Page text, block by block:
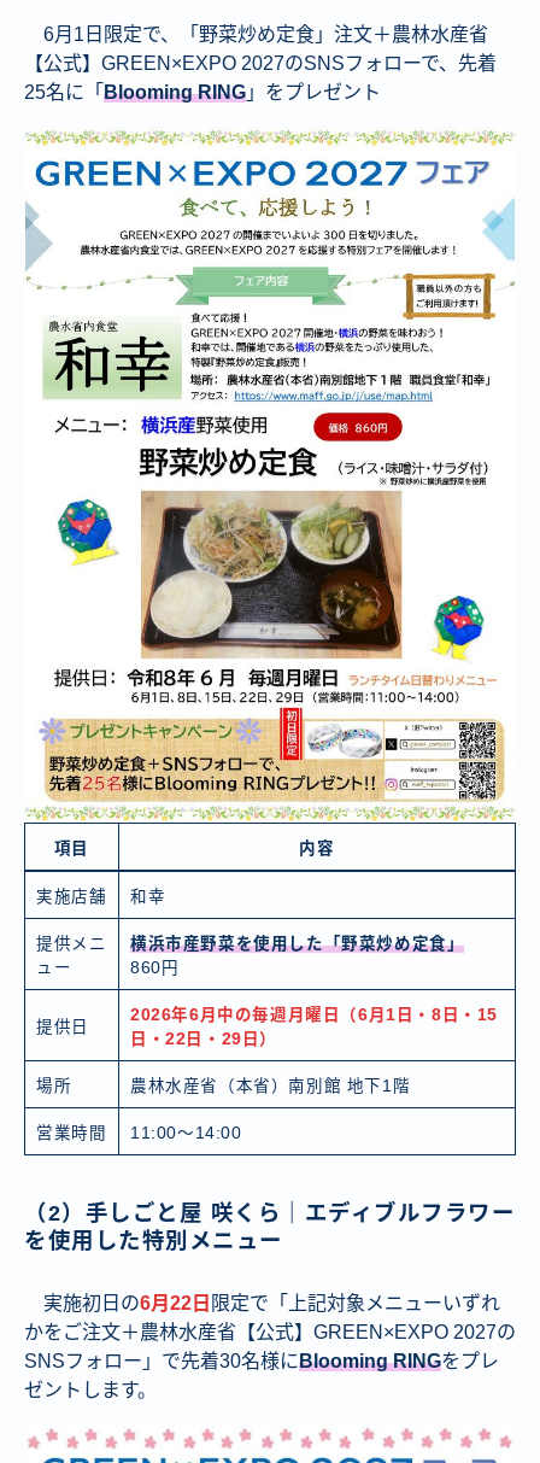
6月1日限定で、「野菜炒め定食」注文＋農林水産省
【公式】GREEN×EXPO 2027のSNSフォローで、先着
25名に「 Blooming RING 」をプレゼント
項目 内容
実施店舗 和幸
提供メニ
ュー
横浜市産野菜を使用した「野菜炒め定食」
860円
提供日
2026年6月中の毎週月曜日（6月1日・8日・15
日・22日・29日）
場所 農林水産省（本省）南別館 地下1階
営業時間 11:00～14:00
（2）手しごと屋 咲くら｜エディブルフラワー
を使用した特別メニュー
実施初日の6月22日 限定で「上記対象メニューいずれ
かをご注文＋農林水産省【公式】GREEN×EXPO 2027の
SNSフォロー」で先着30名様にBlooming RINGをプレ
ゼントします。